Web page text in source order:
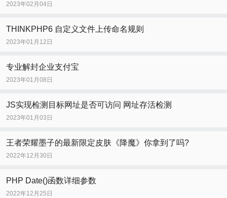
2023年02月04日
THINKPHP6 自定义文件上传命名规则
2023年01月12日
专业解封企业支付宝
2023年01月08日
JS实现检测目标网址是否可访问 网址存活检测
2023年01月03日
王者荣耀墨子的最新限定皮肤《降魔》你拿到了吗?
2022年12月30日
PHP Date()函数详细参数
2022年12月25日